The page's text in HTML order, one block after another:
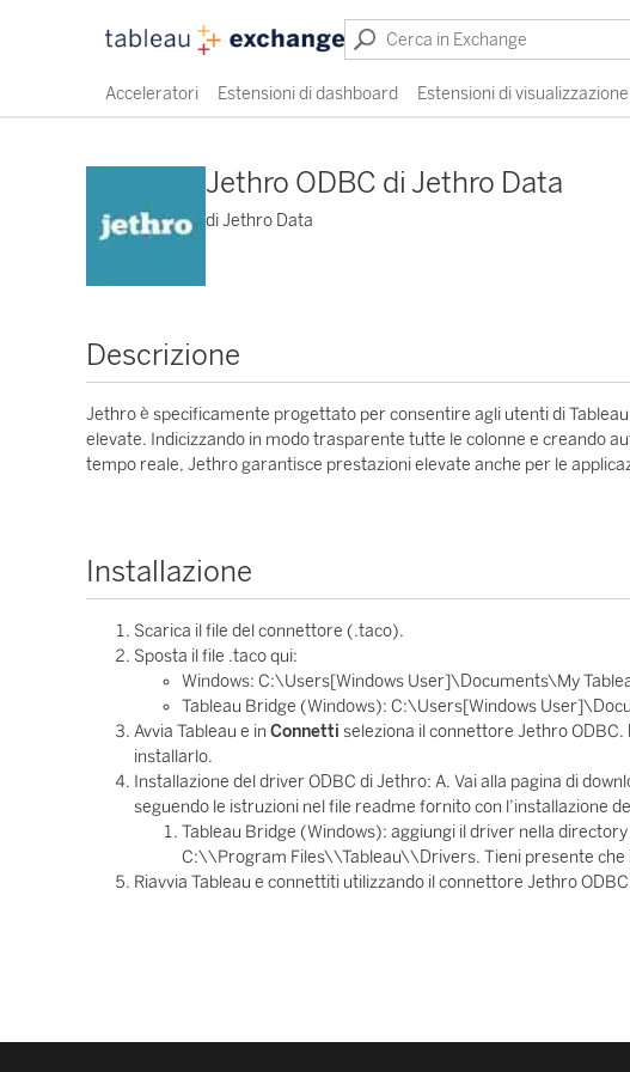
Acceleratori Estensioni di dashboard Estensioni di visualizzazione
Jethro ODBC di Jethro Data
di Jethro Data
Descrizione
Jethro è specificamente progettato per consentire agli utenti di
elevate. Indicizzando in modo trasparente tutte le colonne e creando
tempo reale, Jethro garantisce prestazioni elevate anche per le
Installazione
Scarica il file del connettore (.taco).
Sposta il file .taco qui:
Windows: C:\Users[Windows User]\Documents\My
Tableau Bridge (Windows): C:\Users[Windows
Avvia Tableau e in Connetti seleziona il connettore Jethro ODBC.
installarlo.
Installazione del driver ODBC di Jethro: A. Vai alla pagina di
seguendo le istruzioni nel file readme fornito con l’installazione
Tableau Bridge (Windows): aggiungi il driver nella
C:\\Program Files\\Tableau\\Drivers. Tieni presente che
Riavvia Tableau e connettiti utilizzando il connettore Jethro